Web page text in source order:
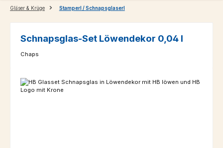
Gläser & Krüge Stamperl / Schnapsglaserl
Schnapsglas-Set Löwendekor 0,04 l
Chaps
Bildergalerie überspringen